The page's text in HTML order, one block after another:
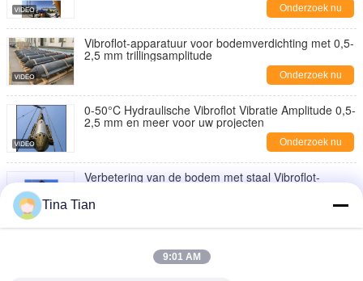
Onderzoek nu
Vibroflot-apparatuur voor bodemverdichting met 0,5-
2,5 mm trillingsamplitude
Onderzoek nu
0-50°C Hydraulische Vibroflot Vibratie Amplitude 0,5-
2,5 mm en meer voor uw projecten
Onderzoek nu
Verbetering van de bodem met staal Vibroflot-
Onderzoek nu
aan de frequentie van de bodemlaag in
vloeistofweerstand
Tina Tian
9:01 AM